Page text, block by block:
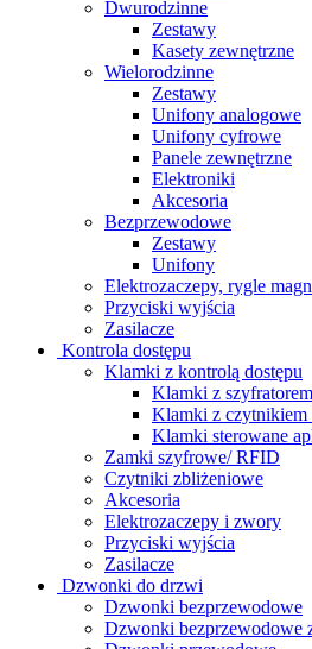
Dwurodzinne
Zestawy
Kasety zewnętrzne
Wielorodzinne
Zestawy
Unifony analogowe
Unifony cyfrowe
Panele zewnętrzne
Elektroniki
Akcesoria
Bezprzewodowe
Zestawy
Unifony
Elektrozaczepy, rygle
Przyciski wyjścia
Zasilacze
Kontrola dostępu
Klamki z kontrolą dostępu
Klamki z
Klamki z
Klamki sterowane
Zamki szyfrowe/ RFID
Czytniki zbliżeniowe
Akcesoria
Elektrozaczepy i zwory
Przyciski wyjścia
Zasilacze
Dzwonki do drzwi
Dzwonki bezprzewodowe
Dzwonki bezprzewodowe